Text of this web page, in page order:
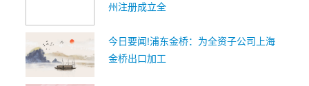
州注册成立全
今日要闻!浦东金桥：为全资子公司上海
金桥出口加工